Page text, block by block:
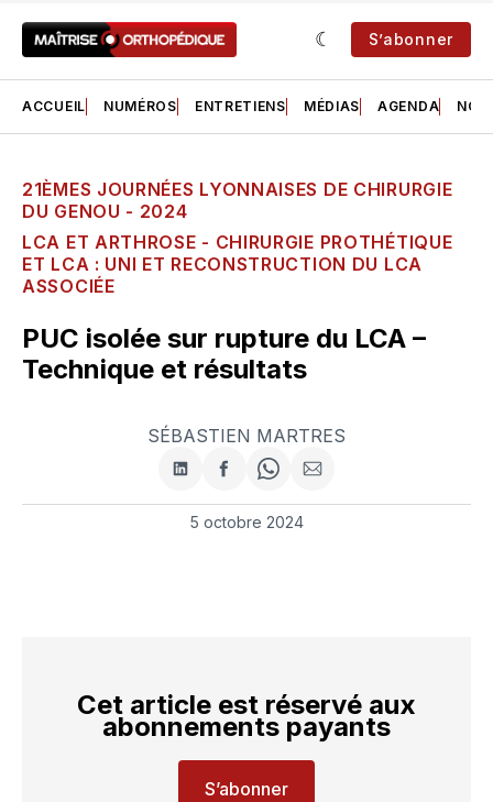
S’abonner
ACCUEIL NUMÉROS ENTRETIENS MÉDIAS AGENDA NOS
21ÈMES JOURNÉES LYONNAISES DE CHIRURGIE
DU GENOU - 2024
LCA ET ARTHROSE - CHIRURGIE PROTHÉTIQUE
ET LCA : UNI ET RECONSTRUCTION DU LCA
ASSOCIÉE
PUC isolée sur rupture du LCA –
Technique et résultats
SÉBASTIEN MARTRES
Partager
sur
LinkedIn
Partager
sur
Facebook
Share
on
WhatsApp
Partager
par
5 octobre 2024
Cet article est réservé aux
abonnements payants
S’abonner